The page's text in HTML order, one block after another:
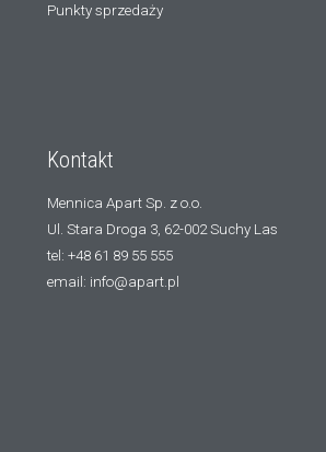
Punkty sprzedaży
Kontakt
Mennica Apart Sp. z o.o.
Ul. Stara Droga 3, 62-002 Suchy Las
tel: +48 61 89 55 555
email: info@apart.pl